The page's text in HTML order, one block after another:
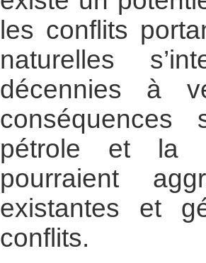
les conflits
naturelles
décennies à
conséquences
pétrole et la
pourraient
existantes et
conflits.